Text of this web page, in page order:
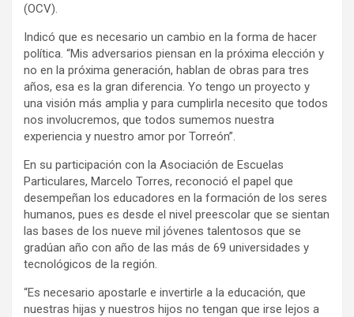
(OCV).
Indicó que es necesario un cambio en la forma de hacer
política. “Mis adversarios piensan en la próxima elección y
no en la próxima generación, hablan de obras para tres
años, esa es la gran diferencia. Yo tengo un proyecto y
una visión más amplia y para cumplirla necesito que todos
nos involucremos, que todos sumemos nuestra
experiencia y nuestro amor por Torreón”.
En su participación con la Asociación de Escuelas
Particulares, Marcelo Torres, reconoció el papel que
desempeñan los educadores en la formación de los seres
humanos, pues es desde el nivel preescolar que se sientan
las bases de los nueve mil jóvenes talentosos que se
gradúan año con año de las más de 69 universidades y
tecnológicos de la región.
“Es necesario apostarle e invertirle a la educación, que
nuestras hijas y nuestros hijos no tengan que irse lejos a